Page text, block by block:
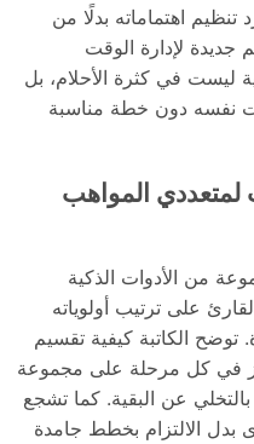
تنظيم اهتماماته بدلًا من
جديدة لإدارة الوقت
ليست في كثرة الأحلام، بل
نفسه دون خطة مناسبة
لمتعددي المواهب
من الأدوات الذكية
على ترتيب أولوياته
توضح الكاتبة كيفية تقسيم
في كل مرحلة على مجموعة
عن البقية. كما تشجع
الالتزام بخطط جامدة